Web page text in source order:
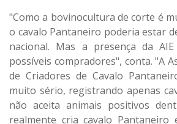
"Como a bovinocultura de corte é
o cavalo Pantaneiro poderia estar
nacional. Mas a presença da
possíveis compradores", conta. "A
de Criadores de Cavalo
muito sério, registrando apenas
não aceita animais positivos
realmente cria cavalo